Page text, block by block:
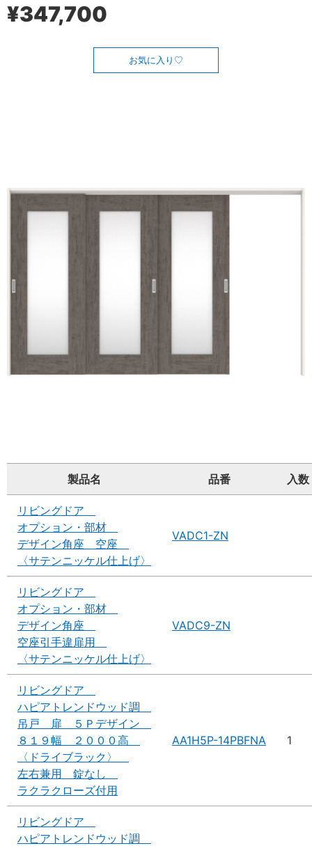
¥347,700
お気に入り
製品名 品番 入数
リビングドア
オプション・部材
デザイン角座 空座
〈サテンニッケル仕上げ〉
VADC1-ZN
リビングドア
オプション・部材
デザイン角座
空座引手違扉用
〈サテンニッケル仕上げ〉
VADC9-ZN
リビングドア
ハピアトレンドウッド調
吊戸 扉 ５Ｐデザイン
８１９幅 ２０００高
〈ドライブラック〉
左右兼用 錠なし
ラクラクローズ付用
AA1H5P-14PBFNA 1
リビングドア
ハピアトレンドウッド調